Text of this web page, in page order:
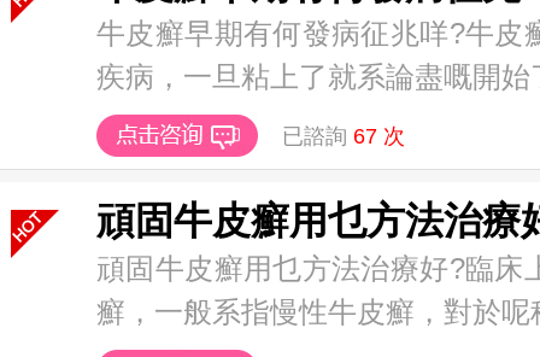
牛皮癬早期有何發病征兆咩?牛皮
疾病，一旦粘上了就系論盡嘅開始
已諮詢 67 次
頑固牛皮癬用乜方法治療
頑固牛皮癬用乜方法治療好?臨床
癬，一般系指慢性牛皮癬，對於呢